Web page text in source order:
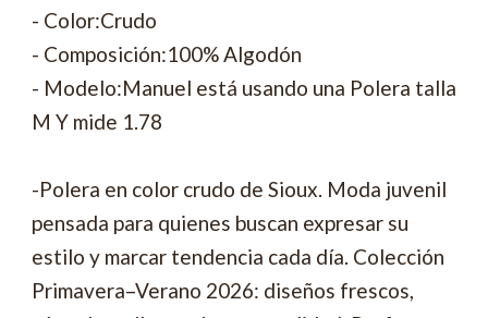
- Color:Crudo
- Composición:100% Algodón
- Modelo:Manuel está usando una Polera talla
M Y mide 1.78
-Polera en color crudo de Sioux. Moda juvenil
pensada para quienes buscan expresar su
estilo y marcar tendencia cada día. Colección
Primavera–Verano 2026: diseños frescos,